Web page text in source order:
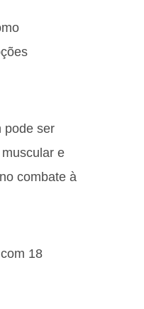
pode ser
e
combate à
18